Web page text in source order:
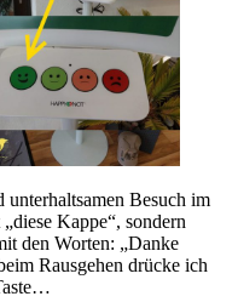
unterhaltsamen Besuch im
Kappe“, sondern
den Worten: „Danke
Rausgehen drücke ich